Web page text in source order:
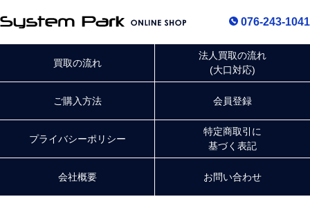
076-243-1041
買取の流れ
法人買取の流れ
(大口対応)
ご購入方法 会員登録
プライバシーポリシー
特定商取引に
基づく表記
会社概要 お問い合わせ